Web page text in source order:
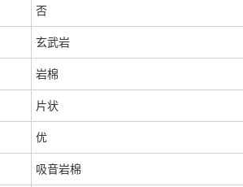
否
玄武岩
岩棉
片状
优
吸音岩棉